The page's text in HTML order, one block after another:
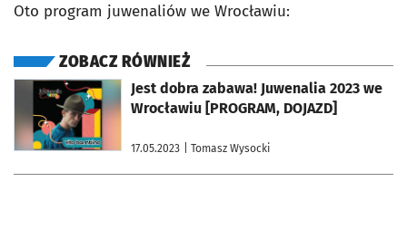
Oto program juwenaliów we Wrocławiu:
ZOBACZ RÓWNIEŻ
Jest dobra zabawa! Juwenalia 2023 we
Wrocławiu [PROGRAM, DOJAZD]
17.05.2023 | Tomasz Wysocki
otworzy się w nowej karcie